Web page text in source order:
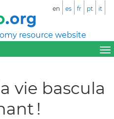
resource website
en es fr pt it
vie bascula
!